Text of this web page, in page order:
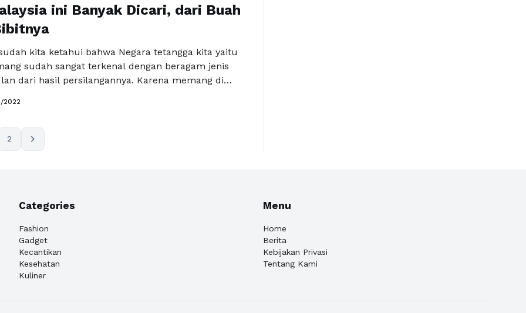
ini, kita akan …Baca Selengkapnya
ini Banyak Dicari, dari Buah
kita ketahui bahwa Negara tetangga kita yaitu
sudah sangat terkenal dengan beragam jenis
dari hasil persilangannya. Karena memang di
kita dengar durian dari Malaysia pastinya yang
…
Baca Selengkapnya
2022
2 chevron_right
Categories
Fashion
Gadget
Kecantikan
Kesehatan
Kuliner
Menu
Home
Berita
Kebijakan Privasi
Tentang Kami